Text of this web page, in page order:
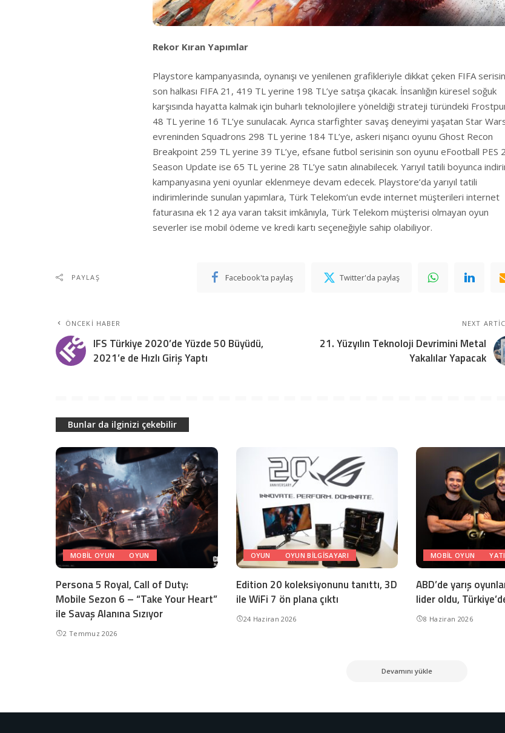
Rekor Kıran Yapımlar
Playstore kampanyasında, oynanışı ve yenilenen grafikleriyle dikkat çeken FIFA
son halkası FIFA 21, 419 TL yerine 198 TL’ye satışa çıkacak. İnsanlığın küresel soğuk
karşısında hayatta kalmak için buharlı teknolojilere yöneldiği strateji türündeki
48 TL yerine 16 TL’ye sunulacak. Ayrıca starfighter savaş deneyimi yaşatan Star
evreninden Squadrons 298 TL yerine 184 TL’ye, askeri nişancı oyunu Ghost Recon
Breakpoint 259 TL yerine 39 TL’ye, efsane futbol serisinin son oyunu eFootball PES
Season Update ise 65 TL yerine 28 TL’ye satın alınabilecek. Yarıyıl tatili boyunca
kampanyasına yeni oyunlar eklenmeye devam edecek. Playstore’da yarıyıl tatili
indirimlerinde sunulan yapımlara, Türk Telekom’un evde internet müşterileri internet
faturasına ek 12 aya varan taksit imkânıyla, Türk Telekom müşterisi olmayan oyun
severler ise mobil ödeme ve kredi kartı seçeneğiyle sahip olabiliyor.
PAYLAŞ Facebook'ta paylaş Twitter'da paylaş
ÖNCEKI HABER
IFS Türkiye 2020’de Yüzde 50 Büyüdü,
2021’e de Hızlı Giriş Yaptı
NEXT
21. Yüzyılın Teknoloji Devrimini Metal
Yakalılar Yapacak
Bunlar da ilginizi çekebilir
MOBIL OYUN OYUN
Persona 5 Royal, Call of Duty:
Mobile Sezon 6 – “Take Your Heart”
ile Savaş Alanına Sızıyor
2 Temmuz 2026
OYUN OYUN BILGISAYARI
Edition 20 koleksiyonunu tanıttı, 3D
ile WiFi 7 ön plana çıktı
24 Haziran 2026
MOBIL OYUN
ABD’de yarış
lider oldu,
8 Haziran 2026
Devamını yükle